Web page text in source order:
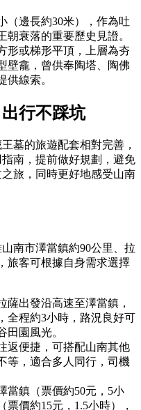
（邊長約30米），作為吐
衰落的重要歷史見證。
形或梯形平頂，上層為夯
壁龕，曾供奉陶塔、陶佛
供線索。
行不踩坑
墓的旅遊配套相對完善，
南，提前做好規劃，避免
旅，同時更好地感受山南
南市澤當鎮約90公里、拉
旅客可根據自身需求選擇
薩出發沿高速至澤當鎮，
全程約3小時，路況良好可
田園風光。
返便捷，可搭配山南其他
等，適合多人同行，司機
當鎮（票價約50元，5小
價約15元，1.5小時），